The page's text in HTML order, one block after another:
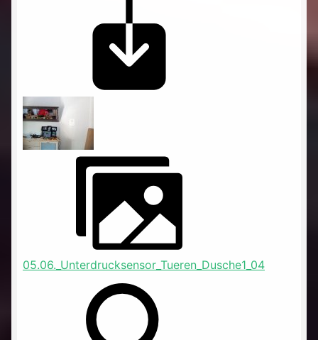
05.06._Unterdrucksensor_Tueren_Dusche1_04